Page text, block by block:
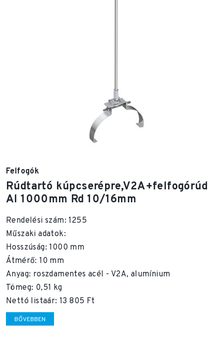
Felfogók
Rúdtartó kúpcserépre,V2A+felfogórúd
Al 1000mm Rd 10/16mm
Rendelési szám: 1255
Műszaki adatok:
Hosszúság: 1000 mm
Átmérő: 10 mm
Anyag: roszdamentes acél - V2A, alumínium
Tömeg: 0,51 kg
Nettó listaár: 13 805 Ft
BŐVEBBEN